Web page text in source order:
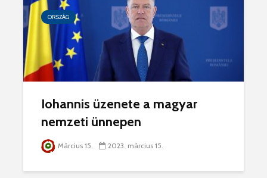
ORSZÁG
Iohannis üzenete a magyar
nemzeti ünnepen
Március 15. 2023. március 15.